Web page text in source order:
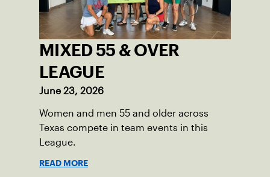
MIXED 55 & OVER
LEAGUE
June 23, 2026
Women and men 55 and older across
Texas compete in team events in this
League.
READ MORE